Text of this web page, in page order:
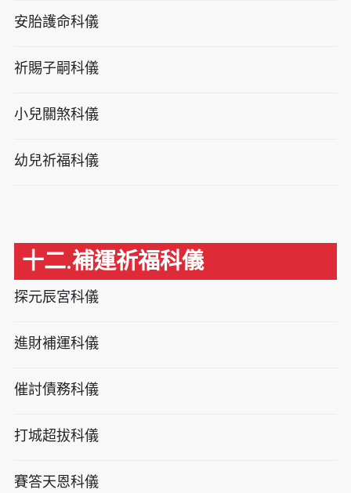
安胎護命科儀
祈賜子嗣科儀
小兒關煞科儀
幼兒祈福科儀
十二.補運祈福科儀
探元辰宮科儀
進財補運科儀
催討債務科儀
打城超拔科儀
賽答天恩科儀